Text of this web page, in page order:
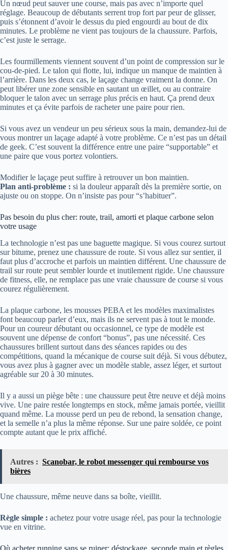
Un nœud peut sauver une course, mais pas avec n’importe quel
réglage. Beaucoup de débutants serrent trop fort par peur de glisser,
puis s’étonnent d’avoir le dessus du pied engourdi au bout de dix
minutes. Le problème ne vient pas toujours de la chaussure. Parfois,
c’est juste le serrage.
Les fourmillements viennent souvent d’un point de compression sur le
cou-de-pied. Le talon qui flotte, lui, indique un manque de maintien à
l’arrière. Dans les deux cas, le laçage change vraiment la donne. On
peut libérer une zone sensible en sautant un œillet, ou au contraire
bloquer le talon avec un serrage plus précis en haut. Ça prend deux
minutes et ça évite parfois de racheter une paire pour rien.
Si vous avez un vendeur un peu sérieux sous la main, demandez-lui de
vous montrer un laçage adapté à votre problème. Ce n’est pas un détail
de geek. C’est souvent la différence entre une paire “supportable” et
une paire que vous portez volontiers.
Modifier le laçage peut suffire à retrouver un bon maintien.
Plan anti-problème : si la douleur apparaît dès la première sortie, on
ajuste ou on stoppe. On n’insiste pas pour “s’habituer”.
Pas besoin du plus cher: route, trail, amorti et plaque carbone selon
votre usage
La technologie n’est pas une baguette magique. Si vous courez surtout
sur bitume, prenez une chaussure de route. Si vous allez sur sentier, il
faut plus d’accroche et parfois un maintien différent. Une chaussure de
trail sur route peut sembler lourde et inutilement rigide. Une chaussure
de fitness, elle, ne remplace pas une vraie chaussure de course si vous
courez régulièrement.
La plaque carbone, les mousses PEBA et les modèles maximalistes
font beaucoup parler d’eux, mais ils ne servent pas à tout le monde.
Pour un coureur débutant ou occasionnel, ce type de modèle est
souvent une dépense de confort “bonus”, pas une nécessité. Ces
chaussures brillent surtout dans des séances rapides ou des
compétitions, quand la mécanique de course suit déjà. Si vous débutez,
vous avez plus à gagner avec un modèle stable, assez léger, et surtout
agréable sur 20 à 30 minutes.
Il y a aussi un piège bête : une chaussure peut être neuve et déjà moins
vive. Une paire restée longtemps en stock, même jamais portée, vieillit
quand même. La mousse perd un peu de rebond, la sensation change,
et la semelle n’a plus la même réponse. Sur une paire soldée, ce point
compte autant que le prix affiché.
Autres : Scanobar, le robot messenger qui rembourse vos
bières
Une chaussure, même neuve dans sa boîte, vieillit.
Règle simple : achetez pour votre usage réel, pas pour la technologie
vue en vitrine.